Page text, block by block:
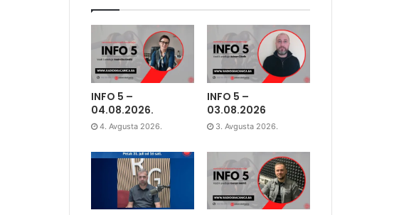
INFO 5 –
04.08.2026.
4. Avgusta 2026.
INFO 5 –
03.08.2026
3. Avgusta 2026.